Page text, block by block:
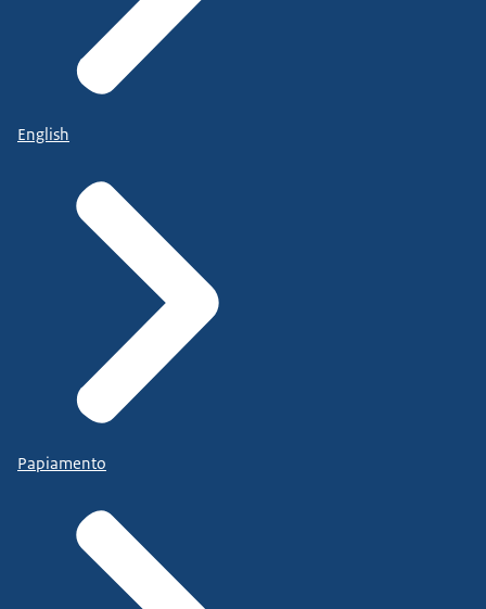
English
Papiamento